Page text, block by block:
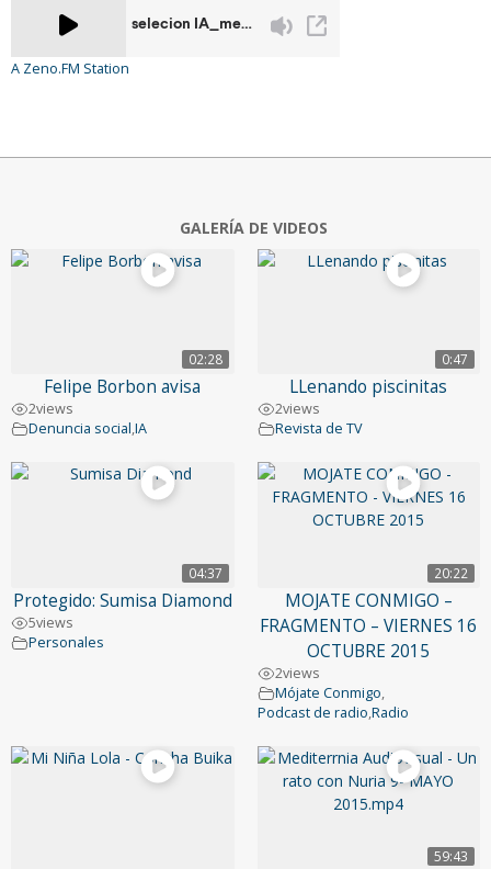
A Zeno.FM Station
GALERÍA DE VIDEOS
02:28
Felipe Borbon avisa
2views
Denuncia social,IA
0:47
LLenando piscinitas
2views
Revista de TV
04:37
Protegido: Sumisa Diamond
5views
Personales
20:22
MOJATE CONMIGO –
FRAGMENTO – VIERNES 16
OCTUBRE 2015
2views
Mójate Conmigo,
Podcast de radio,Radio
59:43